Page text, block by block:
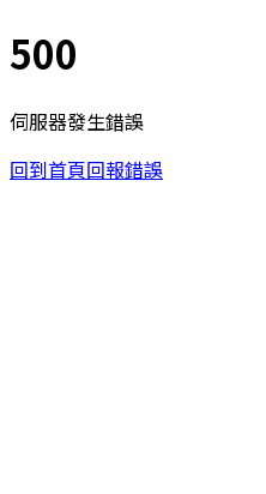
500
伺服器發生錯誤
回到首頁回報錯誤